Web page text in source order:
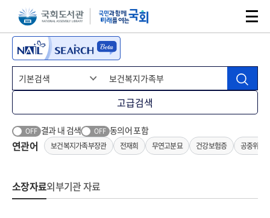
본문 바로가기주메뉴 바로가기
고급검색
OFF 결과 내 검색 OFF 동의어 포함
연관어 보건복지가족부장관 전재희 무연고분묘 건강보험증 공중위생
소장자료외부기관 자료